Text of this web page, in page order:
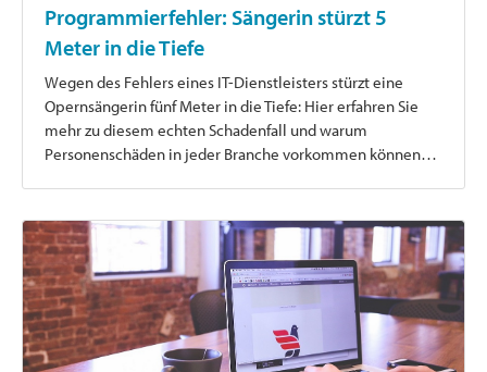
Programmierfehler: Sängerin stürzt 5
Meter in die Tiefe
Wegen des Fehlers eines IT-Dienstleisters stürzt eine
Opernsängerin fünf Meter in die Tiefe: Hier erfahren Sie
mehr zu diesem echten Schadenfall und warum
Personenschäden in jeder Branche vorkommen können…